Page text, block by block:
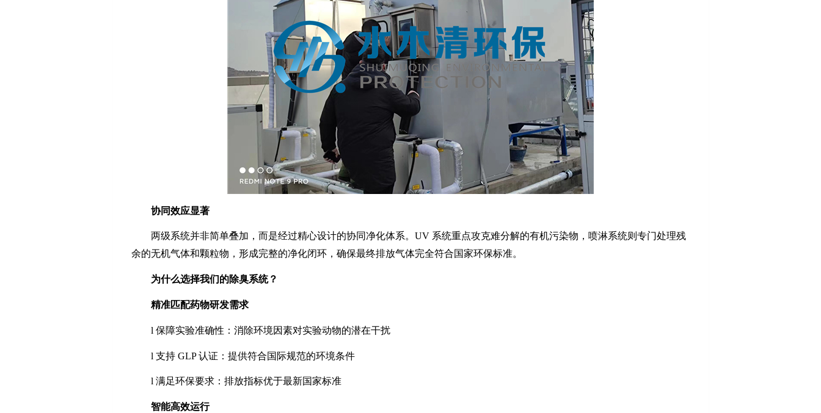
协同效应显著
两级系统并非简单叠加，而是经过精心设计的协同净化体系。 UV 系统重点攻克难分解的有机污染物，喷淋系统则专门处理残
余的无机气体和颗粒物，形成完整的净化闭环，确保最终排放气体完全符合国家环保标准。
为什么选择我们的除臭系统？
精准匹配药物研发需求
l 保障实验准确性：消除环境因素对实验动物的潜在干扰
l 支持 GLP认证：提供符合国际规范的环境条件
l 满足环保要求：排放指标优于最新国家标准
智能高效运行